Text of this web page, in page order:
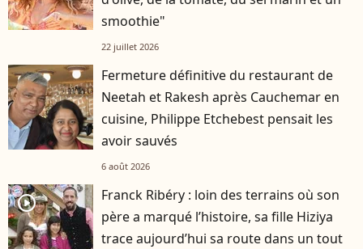
smoothie"
22 juillet 2026
Fermeture définitive du restaurant de
Neetah et Rakesh après Cauchemar en
cuisine, Philippe Etchebest pensait les
avoir sauvés
6 août 2026
player2
Franck Ribéry : loin des terrains où son
père a marqué l’histoire, sa fille Hiziya
trace aujourd’hui sa route dans un tout